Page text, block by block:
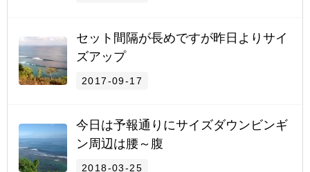
セット間隔が長めですが昨日よりサイ
ズアップ
2017-09-17
今日は予報通りにサイズダウンビンギ
ン周辺は腰～腹
2018-03-25